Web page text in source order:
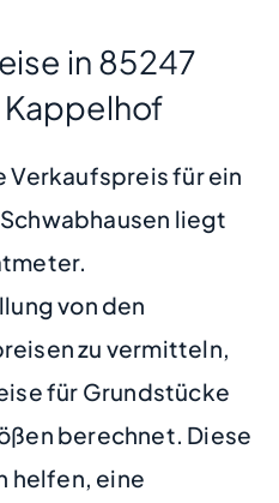
in 85247
für ein
liegt
von den
zu vermitteln,
für Grundstücke
berechnet. Diese
helfen, eine